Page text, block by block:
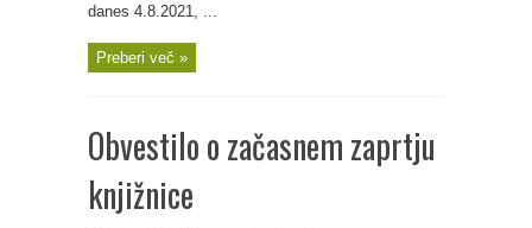
danes 4.8.2021, ...
Preberi več »
Obvestilo o začasnem zaprtju
knjižnice